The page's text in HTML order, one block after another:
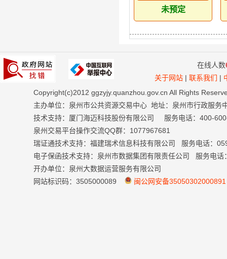
未预定
在线人数
关于网站 | 联系我们 |
Copyright(c)2012 ggzyjy.quanzhou.gov.cn All Rights
主办单位：泉州市公共资源交易中心 地址：泉州市行政服
技术支持：厦门海迈科技股份有限公司 服务电话：400-
泉州交易平台操作交流QQ群：1077967681
瑞证通技术支持：福建瑞术信息科技有限公司 服务电话：
电子保函技术支持：泉州市数据集团有限责任公司 服务电话
开办单位：泉州大数据运营服务有限公司
网站标识码：3505000089
闽公网安备35050302000891